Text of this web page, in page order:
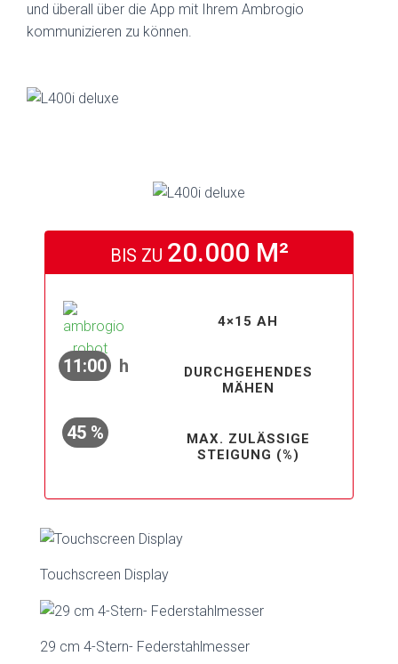
und überall über die App mit Ihrem Ambrogio
kommunizieren zu können.
BIS ZU 20.000 M²
4×15 AH
11:00 h
DURCHGEHENDES
MÄHEN
45 %
MAX. ZULÄSSIGE
STEIGUNG (%)
Touchscreen Display
29 cm 4-Stern- Federstahlmesser